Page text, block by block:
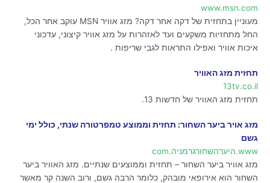
www.msn.com
מעוניין בתחזית של דקה אחר דקה? מזג אוויר MSN עוקב אחר הכל,
החל מתחזיות משקעים ועד לאזהרות על מזג אוויר קיצוני, עדכוני
איכות אוויר ואפילו התראות לגבי שריפות .
תחזית מזג האוויר
13tv.co.il
תחזית מזג האוויר של חדשות 13.
מזג אויר ביער השחור: תחזית וממוצע טמפרטורה שנתי, כולל ימי
גשם
www.היערהשחורגרמניה.com
מזג אוויר ביער השחור – תחזית וממוצעים שנתיים. מזג האוויר ביער
השחור הוא אירופאי מובהק, כלומר הרבה גשם, ורוב השנה קר מאשר